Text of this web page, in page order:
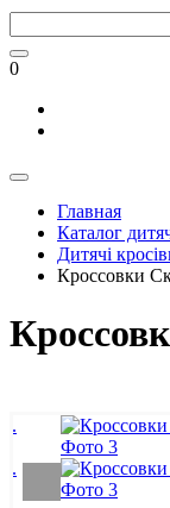
0
Главная
Каталог
Дитячі
Кроссовки